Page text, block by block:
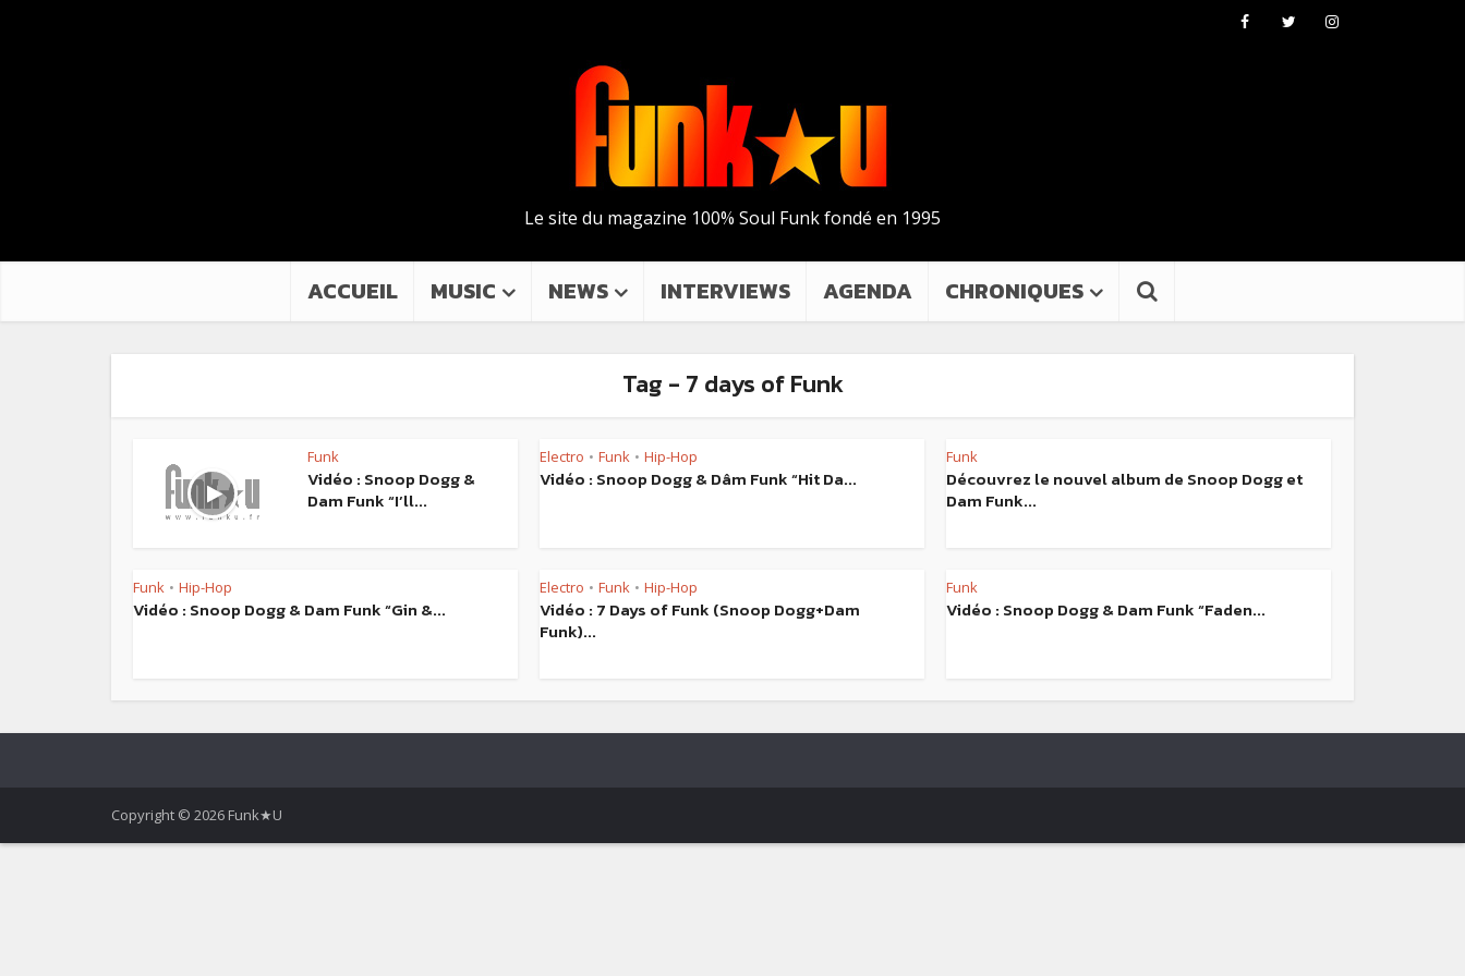
Le site du magazine 100% Soul Funk fondé en 1995
ACCUEIL MUSIC NEWS INTERVIEWS AGENDA CHRONIQUES
Tag - 7 days of Funk
Funk
Vidéo : Snoop Dogg &
Dam Funk “I’ll...
Electro • Funk • Hip-Hop
Vidéo : Snoop Dogg & Dâm Funk “Hit Da...
Funk
Découvrez le nouvel album de Snoop Dogg et
Dam Funk...
Funk • Hip-Hop
Vidéo : Snoop Dogg & Dam Funk “Gin &...
Electro • Funk • Hip-Hop
Vidéo : 7 Days of Funk (Snoop Dogg+Dam
Funk)...
Funk
Vidéo : Snoop Dogg & Dam Funk “Faden...
Copyright © 2026 Funk★U